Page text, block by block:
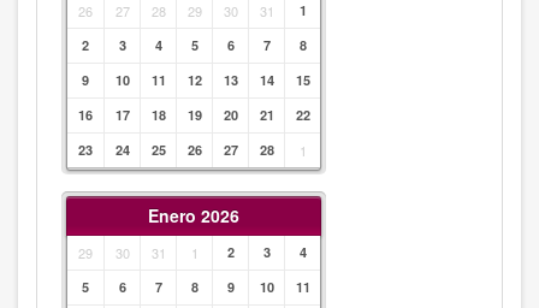
26 27 28 29 30 31
1
2
3 4 5 6 7
8
9
10 11 12 13 14
15
16
17 18 19 20 21
22
23
24 25 26 27 28 1
Enero 2026
29 30 31 1 2 3
4
5
6 7 8 9 10
11